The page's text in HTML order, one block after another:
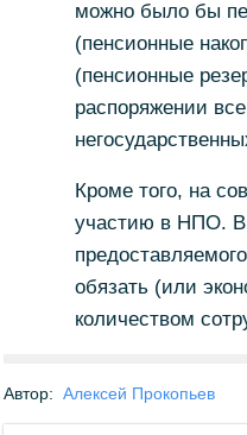
можно было бы
(пенсионные
(пенсионные
распоряжении
Кроме того, на
участию в НПО. В
обязать (или
количеством
Автор: Алексей Прокопьев